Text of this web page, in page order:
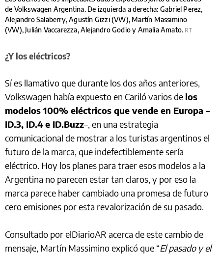
de Volkswagen Argentina. De izquierda a derecha: Gabriel Perez,
Alejandro Salaberry, Agustín Gizzi (VW), Martín Massimino
(VW), Julián Vaccarezza, Alejandro Godio y Amalia Amato. RT
¿Y los eléctricos?
Sí es llamativo que durante los dos años anteriores,
Volkswagen había expuesto en Cariló varios de los
modelos 100% eléctricos que vende en Europa –
ID.3, ID.4 e ID.Buzz–, en una estrategia
comunicacional de mostrar a los turistas argentinos el
futuro de la marca, que indefectiblemente sería
eléctrico. Hoy los planes para traer esos modelos a la
Argentina no parecen estar tan claros, y por eso la
marca parece haber cambiado una promesa de futuro
cero emisiones por esta revalorización de su pasado.
Consultado por elDiarioAR acerca de este cambio de
mensaje, Martín Massimino explicó que “El pasado y el